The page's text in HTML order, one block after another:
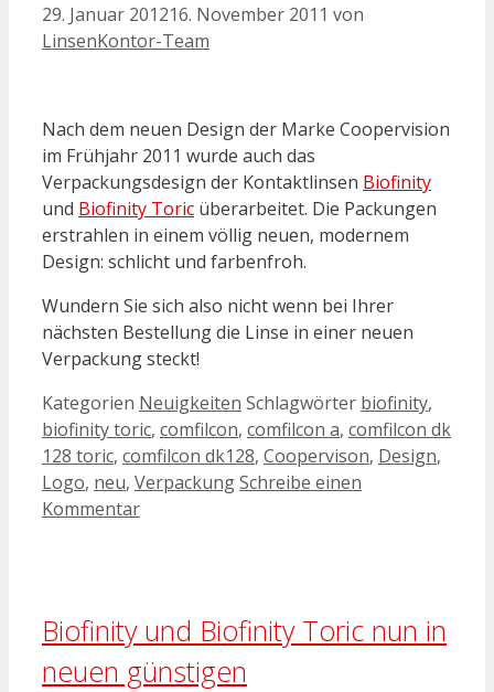
29. Januar 201216. November 2011 von
LinsenKontor-Team
Nach dem neuen Design der Marke Coopervision
im Frühjahr 2011 wurde auch das
Verpackungsdesign der Kontaktlinsen Biofinity
und Biofinity Toric überarbeitet. Die Packungen
erstrahlen in einem völlig neuen, modernem
Design: schlicht und farbenfroh.
Wundern Sie sich also nicht wenn bei Ihrer
nächsten Bestellung die Linse in einer neuen
Verpackung steckt!
Kategorien Neuigkeiten Schlagwörter biofinity,
biofinity toric, comfilcon, comfilcon a, comfilcon dk
128 toric, comfilcon dk128, Coopervison, Design,
Logo, neu, VerpackungSchreibe einen
Kommentar
Biofinity und Biofinity Toric nun in
neuen günstigen